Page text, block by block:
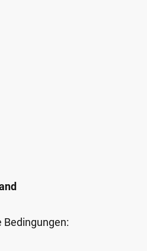
Bedingungen: